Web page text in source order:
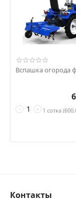
Вспашка огорода
+
− 1 сотка (
Контакты